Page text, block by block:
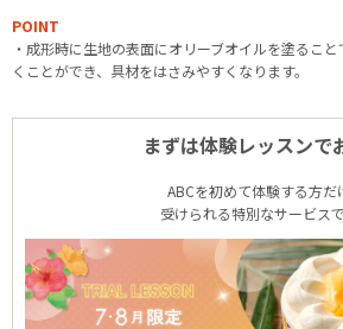
POINT
・成形時に生地の表面にオリーブオイルを塗るこ
くことができ、具材をはさみやすくなります。
まずは体験レッスンで
ABCを初めて体験する方だ
受けられる特別なサービスで